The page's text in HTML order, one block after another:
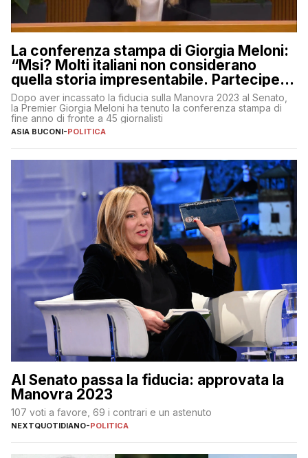
La conferenza stampa di Giorgia Meloni:
“Msi? Molti italiani non considerano
quella storia impresentabile. Parteciperò
al 25 aprile”
Dopo aver incassato la fiducia sulla Manovra 2023 al Senato,
la Premier Giorgia Meloni ha tenuto la conferenza stampa di
fine anno di fronte a 45 giornalisti
ASIA BUCONI-POLITICA
Al Senato passa la fiducia: approvata la
Manovra 2023
107 voti a favore, 69 i contrari e un astenuto
NEXTQUOTIDIANO-POLITICA